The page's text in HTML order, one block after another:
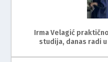
Irma Velagić
studija, danas radi